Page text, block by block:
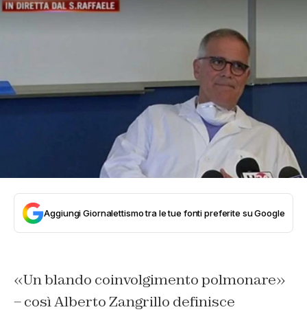
Aggiungi Giornalettismo tra le tue fonti preferite su Google
«Un blando coinvolgimento polmonare»
– così Alberto Zangrillo definisce